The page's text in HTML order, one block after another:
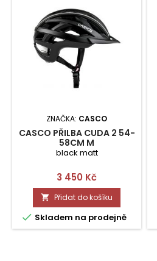
ZNAČKA: CASCO
CASCO PŘILBA CUDA 2 54-
58CM M
black matt
Cena
3 450 Kč
 Přidat do košíku
 Skladem na prodejně